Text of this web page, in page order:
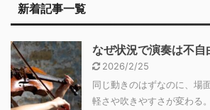
新着記事一覧
なぜ状況で演奏は不自
2026/2/25
同じ動きのはずなのに、場
軽さや吹きやすさが変わる